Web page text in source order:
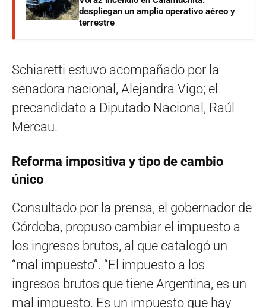
despliegan un amplio operativo aéreo y
terrestre
Schiaretti estuvo acompañado por la
senadora nacional, Alejandra Vigo; el
precandidato a Diputado Nacional, Raúl
Mercau.
Reforma impositiva y tipo de cambio
único
Consultado por la prensa, el gobernador de
Córdoba, propuso cambiar el impuesto a
los ingresos brutos, al que catalogó un
“mal impuesto”. “El impuesto a los
ingresos brutos que tiene Argentina, es un
mal impuesto. Es un impuesto que hay